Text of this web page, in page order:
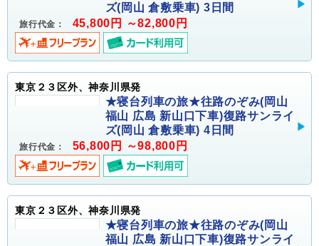
ズ(岡山 倉敷乗車) 3日間
旅行代金： 45,800円 ～82,800円
東京２３区外、神奈川県発
★寝台列車の旅★往路のぞみ(岡山
福山 広島 新山口下車)復路サンライ
ズ(岡山 倉敷乗車) 4日間
旅行代金： 56,800円 ～98,800円
東京２３区外、神奈川県発
★寝台列車の旅★往路のぞみ(岡山
福山 広島 新山口下車)復路サンライ